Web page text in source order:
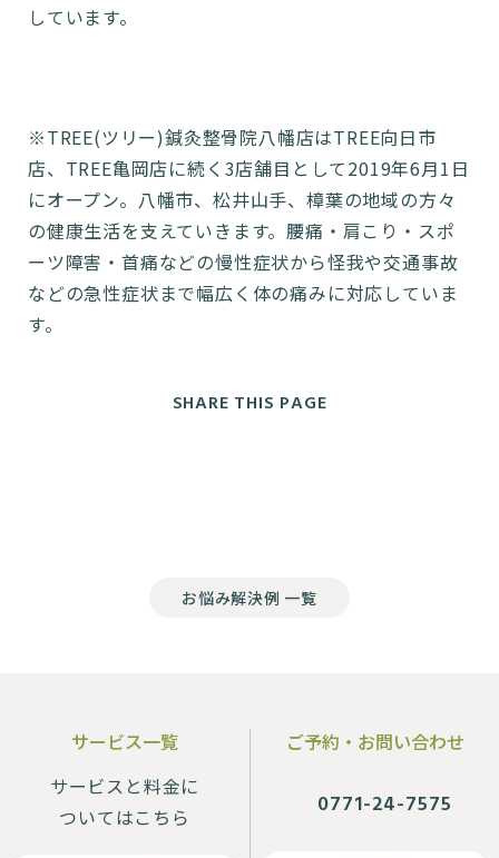
しています。
※TREE(ツリー)鍼灸整骨院八幡店はTREE向日市
店、TREE亀岡店に続く3店舗目として2019年6月1日
にオープン。八幡市、松井山手、樟葉の地域の方々
の健康生活を支えていきます。腰痛・肩こり・スポ
ーツ障害・首痛などの慢性症状から怪我や交通事故
などの急性症状まで幅広く体の痛みに対応していま
す。
SHARE THIS PAGE
お悩み解決例 一覧
サービス一覧
サービスと料金に
ついてはこちら
ご予約・お問い合わせ
0771-24-7575